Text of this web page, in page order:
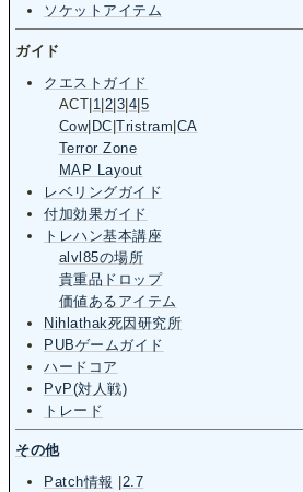
ソケットアイテム
ガイド
クエストガイド
ACT|1 |2|3|4|5
Cow|DC|Tristram|CA
Terror Zone
MAP Layout
レベリングガイド
付加効果ガイド
トレハン基本講座
alvl85の場所
貴重品ドロップ
価値あるアイテム
Nihlathak死因研究所
PUBゲームガイド
ハードコア
PvP(対人戦)
トレード
その他
Patch情報
2.7